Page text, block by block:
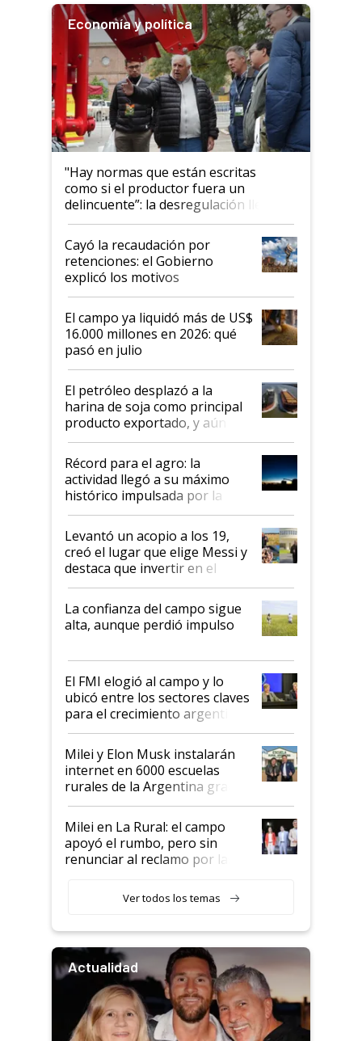
Economía y política
"Hay normas que están escritas
como si el productor fuera un
delincuente”: la desregulación llegó
al Congreso Aapresid y hasta se
habló del financiamiento al IPCVA
Cayó la recaudación por
retenciones: el Gobierno
explicó los motivos
El campo ya liquidó más de US$
16.000 millones en 2026: qué
pasó en julio
El petróleo desplazó a la
harina de soja como principal
producto exportado, y aún así
el agro aportó casi seis de cada
diez dólares y sostuvo el
liderazgo en un semestre
récord
Récord para el agro: la
actividad llegó a su máximo
histórico impulsada por la
cosecha y las exportaciones
Levantó un acopio a los 19,
creó el lugar que elige Messi y
destaca que invertir en el
kirchnerismo era como "darle
plata a un hijo para droga":
Juan Félix Rossetti, el libertario
que de una dura crisis salió
de Milei
La confianza del campo sigue
alta, aunque perdió impulso
El FMI elogió al campo y lo
ubicó entre los sectores claves
para el crecimiento argentino
Milei y Elon Musk instalarán
internet en 6000 escuelas
rurales de la Argentina gracias
a un acuerdo con Starlink
Milei en La Rural: el campo
apoyó el rumbo, pero sin
renunciar al reclamo por las
Ver todos los temas
Actualidad